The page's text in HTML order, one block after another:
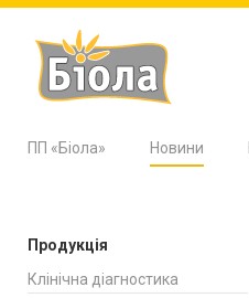
ПП «Біола» Новини
Продукція
Клінічна діагностика